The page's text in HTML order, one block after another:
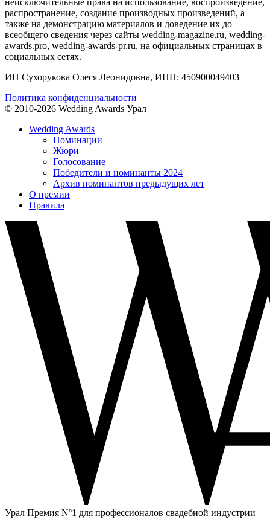
неисключительные права на использование, воспроизведение,
распространение, создание производных произведений, а
также на демонстрацию материалов и доведение их до
всеобщего сведения через сайты wedding-magazine.ru, wedding-
awards.pro, wedding-awards-pr.ru, на официальных страницах в
социальных сетях.
ИП Сухорукова Олеся Леонидовна, ИНН: 450900049403
Политика конфиденциальности
© 2010-2026 Wedding Awards Урал
Wedding Awards
Номинации
Жюри
Голосование
Победители и номинанты 2024
Архив номинантов предыдущих лет
О премии
Правила
Урал Премия Nº1 для профессионалов свадебной индустрии